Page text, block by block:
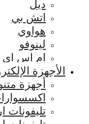
ديل
اتش بي
هواوي
لينوفو
ام اس اي
الأجهزة
أجهزة